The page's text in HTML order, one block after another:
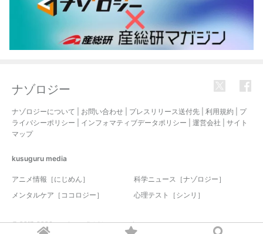
ナゾロジー
ナゾロジーについて お問い合わせ プレスリリース送付先 利用規約
プ
ライバシーポリシー
インフォマティブデータポリシー 運営会社
サイト
マップ
kusuguru media
アニメ情報［にじめん］
科学ニュース［ナゾロジー］
メンタルケア［ココロジー］
心理テスト［シンリ］
© 2017-2026 nazology. all rights reserved.